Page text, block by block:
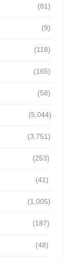
(81)
(9)
(118)
(165)
(58)
(5,044)
(3,751)
(253)
(41)
(1,005)
(187)
(48)